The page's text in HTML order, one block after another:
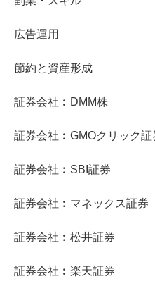
広告運用
節約と資産形成
証券会社︰DMM株
証券会社︰GMOクリック証
証券会社︰SBI証券
証券会社︰マネックス証券
証券会社︰松井証券
証券会社︰楽天証券